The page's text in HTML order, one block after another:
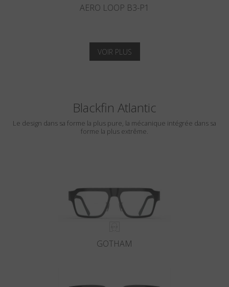
AERO LOOP B3-P1
VOIR PLUS
Blackfin Atlantic
Le design dans sa forme la plus pure, la mécanique intégrée dans sa
forme la plus extrême.
GOTHAM